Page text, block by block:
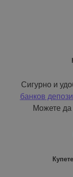
Сигурно и
банков
Можете да